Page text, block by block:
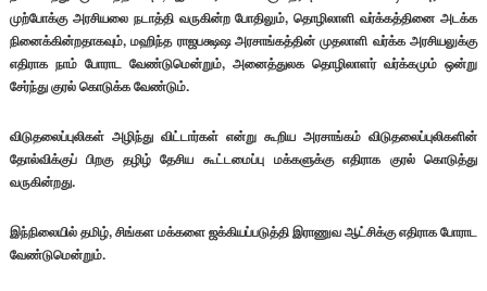
முற்போக்கு அரசியலை நடாத்தி வருகின்ற போதிலும், தொழிலாளி வர்க்கத்தினை அடக்க
நினைக்கின்றதாகவும், மஹிந்த ராஜபக்ஷஷ அரசாங்கத்தின் முதலாளி வர்க்க அரசியலுக்கு
எதிராக நாம் போராட வேண்டுமென்றும், அனைத்துலக தொழிலாளர் வர்க்கமும் ஒன்று
சேர்ந்து குரல் கொடுக்க வேண்டும்.
விடுதலைப்புலிகள் அழிந்து விட்டார்கள் என்று கூறிய அரசாங்கம் விடுதலைப்புலிகளின்
தோல்விக்குப் பிறகு தழிழ் தேசிய கூட்டமைப்பு மக்களுக்கு எதிராக குரல் கொடுத்து
வருகின்றது.
இந்நிலையில் தமிழ், சிங்கள மக்களை ஜக்கியப்படுத்தி இராணுவ ஆட்சிக்கு எதிராக போராட
வேண்டுமென்றும்.